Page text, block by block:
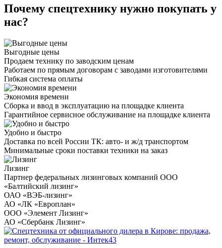
Почему спецтехнику нужно покупать у
нас?
Выгодные цены
Продаем технику по заводским ценам
Работаем по прямым договорам с заводами изготовителями
Гибкая система оплаты
Экономия времени
Сборка и ввод в эксплуатацию на площадке клиента
Гарантийное сервисное обслуживание на площадке клиента
Удобно и быстро
Доставка по всей России ТК: авто- и ж/д транспортом
Минимальные сроки поставки техники на заказ
Лизинг
Партнер федеральных лизинговых компаний ООО
«Балтийский лизинг»
ОАО «ВЭБ-лизинг»
АО «ЛК «Европлан»
ООО «Элемент Лизинг»
АО «Сбербанк Лизинг»